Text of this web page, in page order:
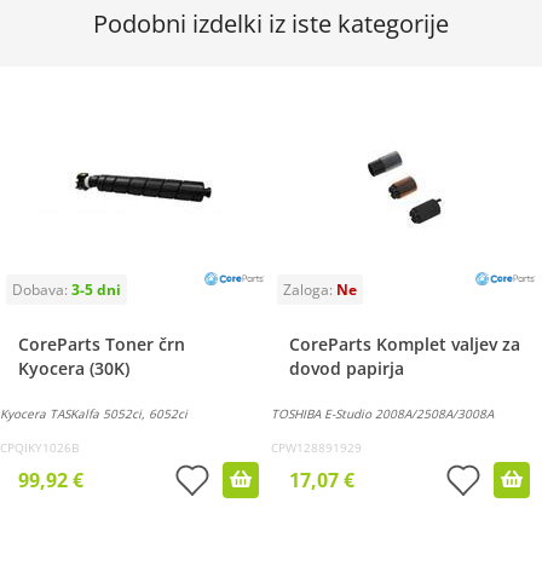
Podobni izdelki iz iste kategorije
CoreParts Toner črn
Kyocera (30K)
Kyocera TASKalfa 5052ci, 6052ci
CPQIKY1026B
99,92 €
CoreParts Komplet valjev za
dovod papirja
TOSHIBA E-Studio 2008A/2508A/3008A
CPW128891929
17,07 €